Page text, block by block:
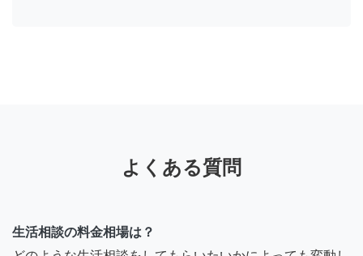
よくある質問
生活相談の料金相場は？